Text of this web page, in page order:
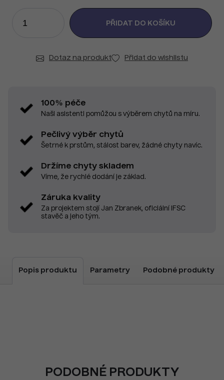
Dotaz na produkt Přidat do wishlistu
100% péče
Naši asistenti pomůžou s výběrem chytů na míru.
Pečlivý výběr chytů
Šetrné k prstům, stálost barev, žádné chyty navíc.
Držíme chyty skladem
Víme, že rychlé dodání je základ.
Záruka kvality
Za projektem stojí Jan Zbranek, oficiální IFSC
stavěč a jeho tým.
Popis produktu Parametry Podobné produkty
PODOBNÉ PRODUKTY